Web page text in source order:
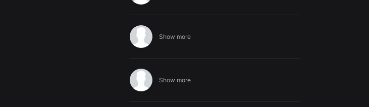
Show more
Show more